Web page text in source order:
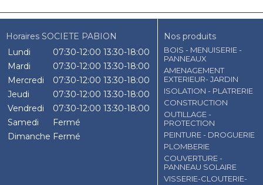
Horaires SOCIETE PABION
Lundi
07:30-12:00 13:30-18:00
Mardi
07:30-12:00 13:30-18:00
Mercredi
07:30-12:00 13:30-18:00
Jeudi
07:30-12:00 13:30-18:00
Vendredi
07:30-12:00 13:30-18:00
Samedi
Fermé
Dimanche Fermé
Nos produits
BOIS - MENUISERIE -
PANNEAUX
AMENAGEMENT
EXTERIEUR- JARDIN
ISOLATION - PLATRERIE
CONSTRUCTION
OUTILLAGE -
PROTECTION
PEINTURE - DROGUERIE
PLOMBERIE
COUVERTURE -
PANNEAU SOLAIRE
VISSERIE-CLOUTERIE-